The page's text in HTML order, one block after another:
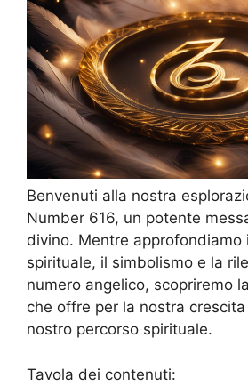
Benvenuti alla nostra
Number 616, un potente
divino. Mentre approfondiamo
spirituale, il simbolismo e la
numero angelico, scopriremo
che offre per la nostra
nostro percorso spirituale.
Tavola dei contenuti: